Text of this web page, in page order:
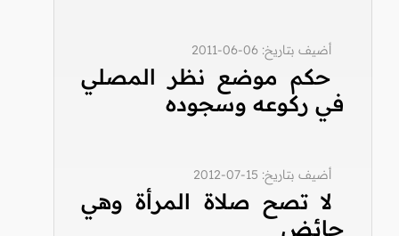
أضيف بتاريخ: 06-06-2011
حكم موضع نظر المصلي
في ركوعه وسجوده
أضيف بتاريخ: 15-07-2012
لا تصح صلاة المرأة وهي
حائض